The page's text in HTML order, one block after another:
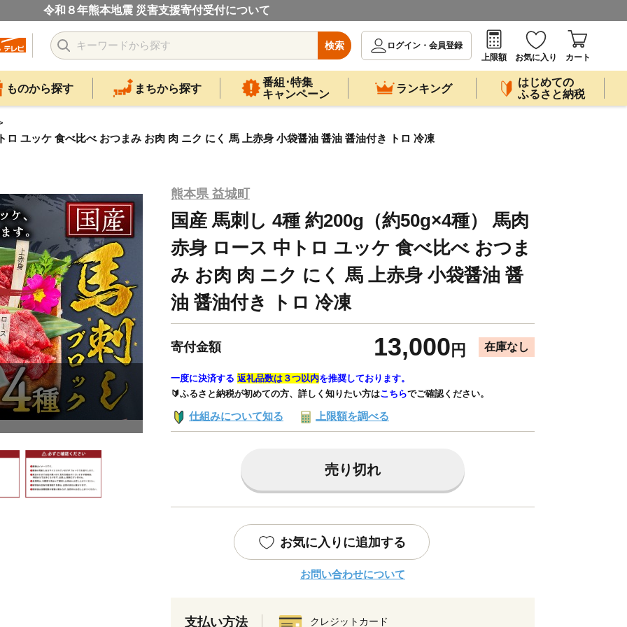
令和８年熊本地震 災害支援寄付受付について
検索
ログイン・会員登録
上限額
お気に入り カート
ものから探す まちから探す
番組･特集
キャンペーン
ランキング
はじめての
ふるさと納税
ユッケ 食べ比べ おつまみ お肉 肉 ニク にく 馬 上赤身 小袋醤油 醤油 醤油付き トロ 冷凍
熊本県 益城町
国産 馬刺し 4種 約200g（約50g×4種） 馬肉
赤身 ロース 中トロ ユッケ 食べ比べ おつま
み お肉 肉 ニク にく 馬 上赤身 小袋醤油 醤
油 醤油付き トロ 冷凍
寄付金額 13,000 円 在庫なし
一度に決済する 返礼品数は３つ以内を推奨しております。
🔰ふるさと納税が初めての方、詳しく知りたい方はこちらでご確認ください。
仕組みについて知る 上限額を調べる
売り切れ
お気に入りに追加する
お問い合わせについて
支払い方法 クレジットカード